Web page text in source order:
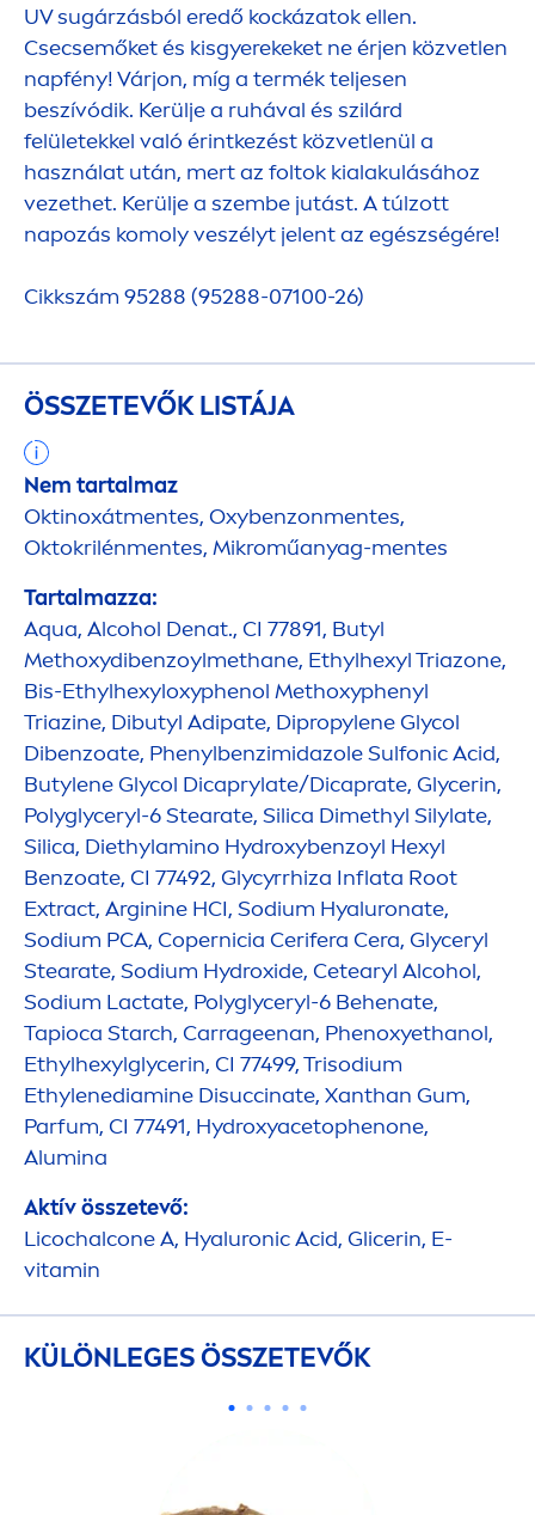
UV sugárzásból eredő kockázatok ellen.
Csecsemőket és kisgyerekeket ne érjen közvetlen
napfény! Várjon, míg a termék teljesen
beszívódik. Kerülje a ruhával és szilárd
felületekkel való érintkezést közvetlenül a
használat után, mert az foltok kialakulásához
vezethet. Kerülje a szembe jutást. A túlzott
napozás komoly veszélyt jelent az egészségére!
Cikkszám 95288 (95288-07100-26)
ÖSSZETEVŐK LISTÁJA
Nem tartalmaz
Oktinoxátmentes, Oxybenzonmentes,
Oktokrilénmentes, Mikroműanyag-mentes
Tartalmazza:
Aqua, Alcohol Denat., CI 77891, Butyl
Methoxydibenzoylmethane, Ethylhexyl Triazone,
Bis-Ethylhexyloxyphenol Methoxyphenyl
Triazine, Dibutyl Adipate, Dipropylene Glycol
Dibenzoate, Phenylbenzimidazole Sulfonic Acid,
Butylene Glycol Dicaprylate/Dicaprate, Glycerin,
Polyglyceryl-6 Stearate, Silica Dimethyl Silylate,
Silica, Diethylamino Hydroxybenzoyl Hexyl
Benzoate, CI 77492, Glycyrrhiza Inflata Root
Extract, Arginine HCI, Sodium Hyaluronate,
Sodium PCA, Copernicia Cerifera Cera, Glyceryl
Stearate, Sodium Hydroxide, Cetearyl Alcohol,
Sodium Lactate, Polyglyceryl-6 Behenate,
Tapioca Starch, Carrageenan, Phenoxyethanol,
Ethylhexylglycerin, CI 77499, Trisodium
Ethylenediamine Disuccinate, Xanthan Gum,
Parfum, CI 77491, Hydroxyacetophenone,
Alumina
Aktív összetevő:
Licochalcone A, Hyaluronic Acid, Glicerin, E-
vitamin
KÜLÖNLEGES ÖSSZETEVŐK